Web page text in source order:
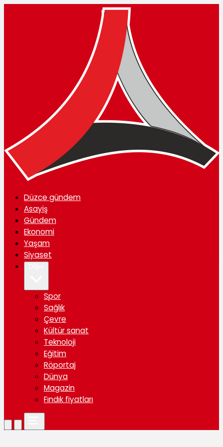
Düzce gündem
Asayiş
Gündem
Ekonomi
Yaşam
Siyaset
Spor
Sağlık
Çevre
Kültür sanat
Teknoloji
Eğitim
Röportaj
Dünya
Magazin
Fındık fiyatları